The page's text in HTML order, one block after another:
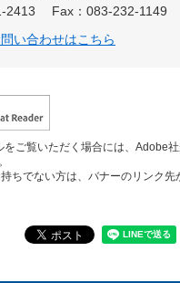
2413
Fax：083-232-1149
い合わせはこちら
をご覧いただく場合には、Adobe
ちでない方は、バナーのリンク先